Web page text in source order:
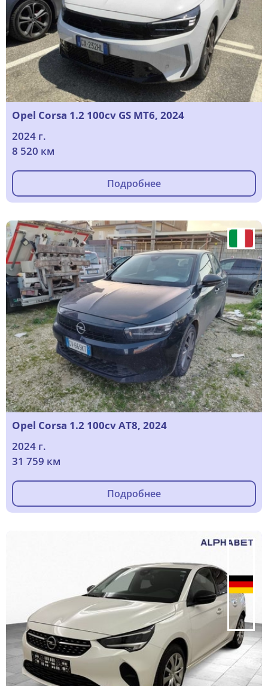
Opel Corsa 1.2 100cv GS MT6, 2024
2024 г.
8 520 км
Подробнее
Opel Corsa 1.2 100cv AT8, 2024
2024 г.
31 759 км
Подробнее